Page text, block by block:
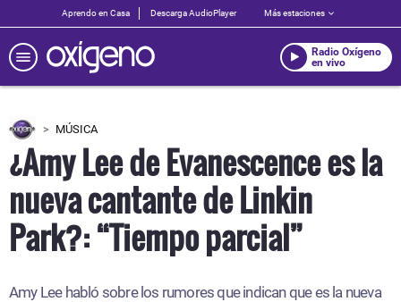
Aprendo en Casa Descarga AudioPlayer Más estaciones
Radio Oxígeno
en vivo
MÚSICA
¿Amy Lee de Evanescence es la
nueva cantante de Linkin
Park?: “Tiempo parcial”
Amy Lee habló sobre los rumores que indican que es la nueva